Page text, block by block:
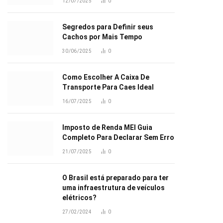
Segredos para Definir seus
Cachos por Mais Tempo
30/06/2025 0
Como Escolher A Caixa De
Transporte Para Caes Ideal
16/07/2025 0
Imposto de Renda MEI Guia
Completo Para Declarar Sem Erro
21/07/2025 0
O Brasil está preparado para ter
uma infraestrutura de veículos
elétricos?
27/02/2024 0